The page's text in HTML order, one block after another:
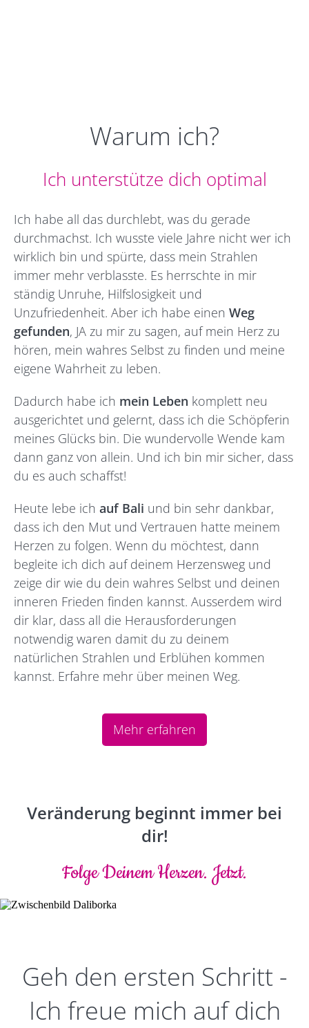
Warum ich?
Ich unterstütze dich optimal
Ich habe all das durchlebt, was du gerade
durchmachst. Ich wusste viele Jahre nicht wer ich
wirklich bin und spürte, dass mein Strahlen
immer mehr verblasste. Es herrschte in mir
ständig Unruhe, Hilfslosigkeit und
Unzufriedenheit. Aber ich habe einen Weg
gefunden, JA zu mir zu sagen, auf mein Herz zu
hören, mein wahres Selbst zu finden und meine
eigene Wahrheit zu leben.
Dadurch habe ich mein Leben komplett neu
ausgerichtet und gelernt, dass ich die Schöpferin
meines Glücks bin. Die wundervolle Wende kam
dann ganz von allein. Und ich bin mir sicher, dass
du es auch schaffst!
Heute lebe ich auf Bali und bin sehr dankbar,
dass ich den Mut und Vertrauen hatte meinem
Herzen zu folgen. Wenn du möchtest, dann
begleite ich dich auf deinem Herzensweg und
zeige dir wie du dein wahres Selbst und deinen
inneren Frieden finden kannst. Ausserdem wird
dir klar, dass all die Herausforderungen
notwendig waren damit du zu deinem
natürlichen Strahlen und Erblühen kommen
kannst. Erfahre mehr über meinen Weg.
Mehr erfahren
Veränderung beginnt immer bei
dir!
Folge Deinem Herzen. Jetzt.
Geh den ersten Schritt -
Ich freue mich auf dich